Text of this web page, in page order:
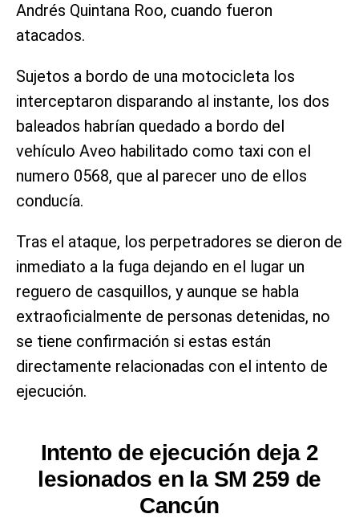
Andrés Quintana Roo, cuando fueron
atacados.
Sujetos a bordo de una motocicleta los
interceptaron disparando al instante, los dos
baleados habrían quedado a bordo del
vehículo Aveo habilitado como taxi con el
numero 0568, que al parecer uno de ellos
conducía.
Tras el ataque, los perpetradores se dieron de
inmediato a la fuga dejando en el lugar un
reguero de casquillos, y aunque se habla
extraoficialmente de personas detenidas, no
se tiene confirmación si estas están
directamente relacionadas con el intento de
ejecución.
Intento de ejecución deja 2
lesionados en la SM 259 de
Cancún